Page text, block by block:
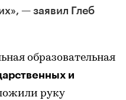
— заявил Глеб
образовательная
и
руку